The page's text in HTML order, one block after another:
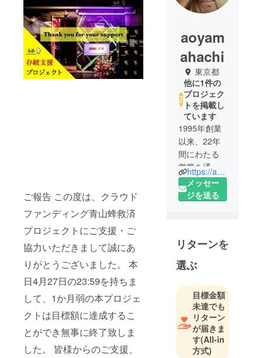
ご報告 この度は、クラウド
ファンディング青山蜂救済
プロジェクトにご支援・ご
協力いただきまして誠にあ
りがとうございました。 本
日4月27日の23:59を持ちま
して、1か月弱の本プロジェ
クトは目標額に達成するこ
とができ無事に終了致しま
した。 皆様からのご支援、
aoyam
ahachi
東京都
他に1件の
プロジェク
トを掲載し
ています
1995年創業
以来、22年
間にわたる
営業を通じ
て素晴らし
いと思う音
融合させた
独自の空間
作りを目指
して、お客
様に満足い
ただけるよ
うなお店と
なるように
奮闘中！
https://aoyama-hachi.net
メッセー
ジを送る
リターンを
選ぶ
目標金額
未達でも
リターン
が届きま
す(All-in
方式)